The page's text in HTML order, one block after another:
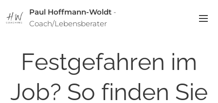
Paul Hoffmann-Woldt -
Coach/Lebensberater
Festgefahren im
Job? So finden Sie